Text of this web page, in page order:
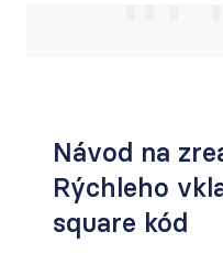
Návod na
Rýchleho
square kód